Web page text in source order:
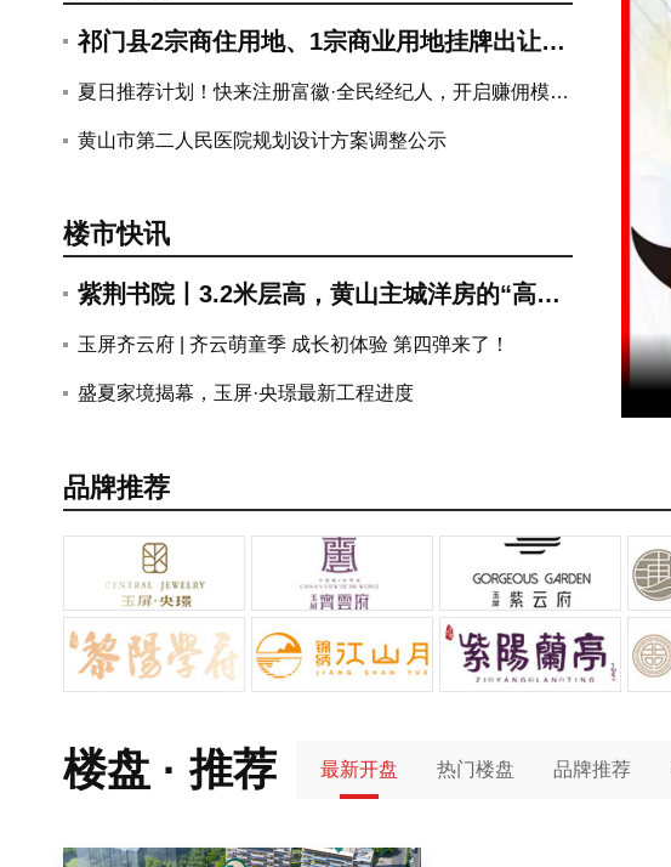
祁门县2宗商住用地、1宗商业用地挂牌出让，
总出让面积29.83亩
夏日推荐计划！快来注册富徽·全民经纪人，开启赚佣模
黄山市第二人民医院规划设计方案调整公示
楼市快讯
紫荆书院丨3.2米层高，黄山主城洋房的“高
度”哲学
玉屏齐云府 | 齐云萌童季 成长初体验 第四弹来了！
盛夏家境揭幕，玉屏·央璟最新工程进度
品牌推荐
楼盘 · 推荐 最新开盘 热门楼盘 品牌推荐